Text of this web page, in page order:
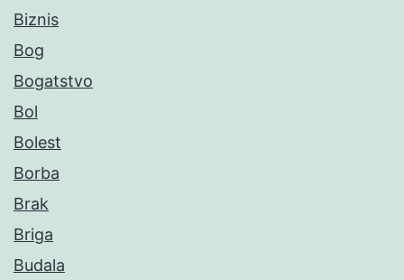
Biznis
Bog
Bogatstvo
Bol
Bolest
Borba
Brak
Briga
Budala